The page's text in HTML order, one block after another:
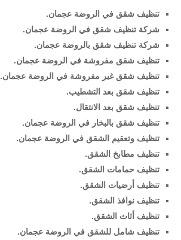
تنظيف شقق في الروضة عجمان.
شركة تنظيف شقق في الروضة عجمان.
شركة تنظيف شقق بالروضة عجمان.
تنظيف شقق مفروشة في الروضة عجمان.
تنظيف شقق غير مفروشة في الروضة عجمان.
تنظيف شقق بعد التشطيب.
تنظيف شقق بعد الانتقال.
تنظيف شقق بالبخار في الروضة عجمان.
تنظيف وتعقيم الشقق في الروضة عجمان.
تنظيف مطابخ الشقق.
تنظيف حمامات الشقق.
تنظيف أرضيات الشقق.
تنظيف نوافذ الشقق.
تنظيف أثاث الشقق.
تنظيف شامل للشقق في الروضة عجمان.